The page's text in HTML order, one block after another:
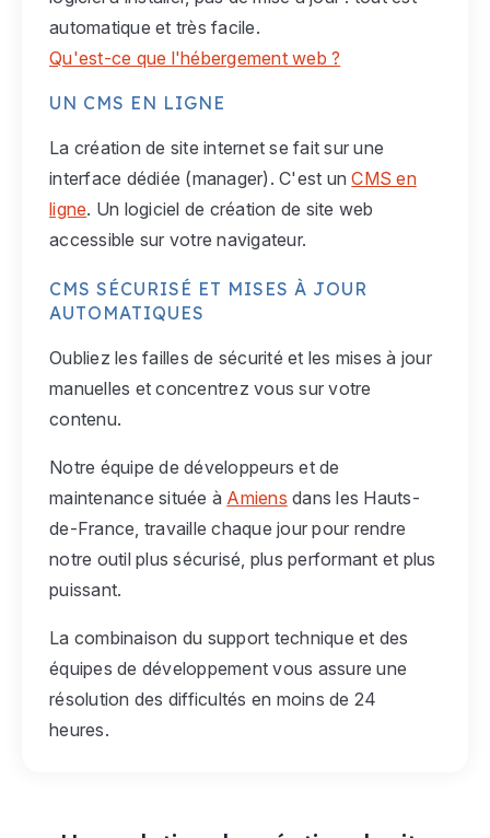
automatique et très facile.
Qu'est-ce que l'hébergement web ?
UN CMS EN LIGNE
La création de site internet se fait sur une
interface dédiée (manager). C'est unCMS en
ligne. Un logiciel de création de site web
accessible sur votre navigateur.
CMS SÉCURISÉ ET MISES À JOUR
AUTOMATIQUES
Oubliez les failles de sécurité et les mises à jour
manuelles et concentrez vous sur votre
contenu.
Notre équipe de développeurs et de
maintenance située à Amiens dans les Hauts-
de-France, travaille chaque jour pour rendre
notre outil plus sécurisé, plus performant et plus
puissant.
La combinaison du support technique et des
équipes de développement vous assure une
résolution des difficultés en moins de 24
heures.